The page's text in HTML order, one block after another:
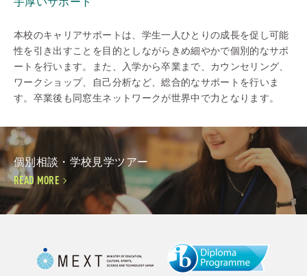
本校のキャリアサポートは、学生一人ひとりの成長を促し可能
性を引き出すことを目的としながらきめ細やかで個別的なサポ
ートを行います。また、入学から卒業まで、カウンセリング、
ワークショップ、自己分析など、総合的なサポートを行いま
す。卒業後も同窓生ネットワークが世界中で力となります。
個別相談・学校見学ツアー
READ MORE